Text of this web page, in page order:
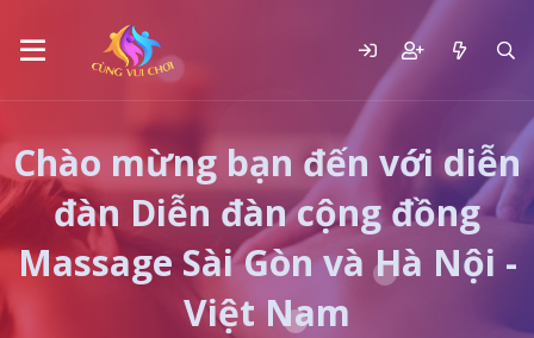
Chào mừng bạn đến với diễn
đàn Diễn đàn cộng đồng
Massage Sài Gòn và Hà Nội -
Việt Nam